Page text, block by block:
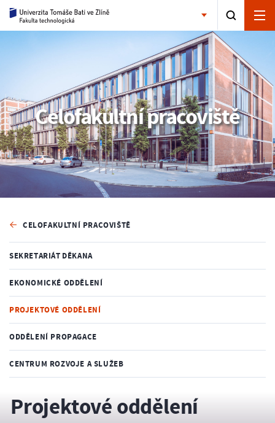
Celofakultní pracoviště
CELOFAKULTNÍ PRACOVIŠTĚ
SEKRETARIÁT DĚKANA
EKONOMICKÉ ODDĚLENÍ
PROJEKTOVÉ ODDĚLENÍ
ODDĚLENÍ PROPAGACE
CENTRUM ROZVOJE A SLUŽEB
Projektové oddělení